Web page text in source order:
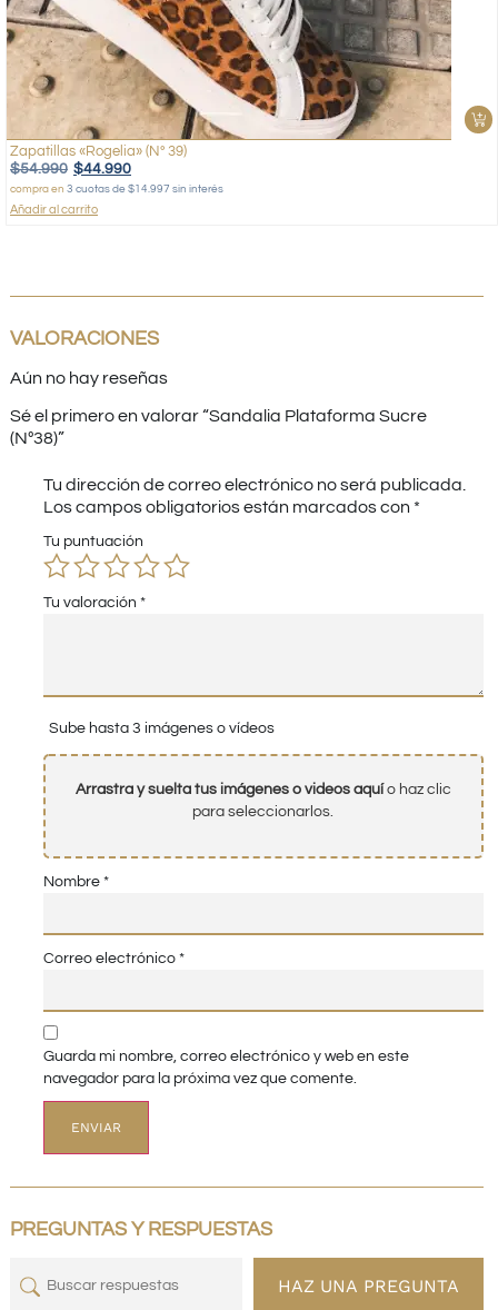
Zapatillas «Rogelia» (Nº 39)
$54.990 $44.990
compra en 3 cuotas de $14.997 sin interés
Añadir al carrito
VALORACIONES
Aún no hay reseñas
Sé el primero en valorar “Sandalia Plataforma Sucre
(Nº38)”
Tu dirección de correo electrónico no será publicada.
Los campos obligatorios están marcados con *
Tu puntuación
Tu valoración *
Sube hasta 3 imágenes o vídeos
Arrastra y suelta tus imágenes o videos aquío haz clic
para seleccionarlos.
Nombre *
Correo electrónico *
Guarda mi nombre, correo electrónico y web en este
navegador para la próxima vez que comente.
PREGUNTAS Y RESPUESTAS
HAZ UNA PREGUNTA